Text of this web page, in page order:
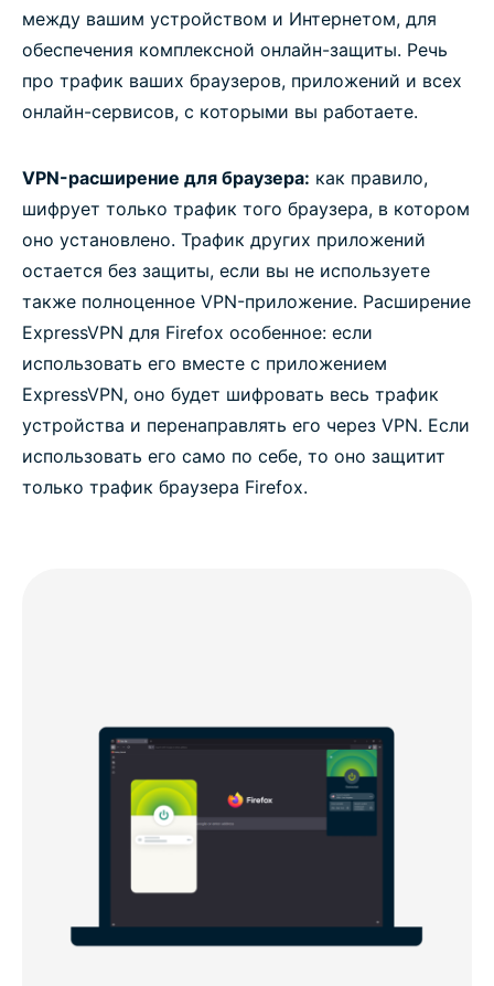
между вашим устройством и Интернетом, для
обеспечения комплексной онлайн-защиты. Речь
про трафик ваших браузеров, приложений и всех
онлайн-сервисов, с которыми вы работаете.
VPN-расширение для браузера: как правило,
шифрует только трафик того браузера, в котором
оно установлено. Трафик других приложений
остается без защиты, если вы не используете
также полноценное VPN-приложение. Расширение
ExpressVPN для Firefox особенное: если
использовать его вместе с приложением
ExpressVPN, оно будет шифровать весь трафик
устройства и перенаправлять его через VPN. Если
использовать его само по себе, то оно защитит
только трафик браузера Firefox.